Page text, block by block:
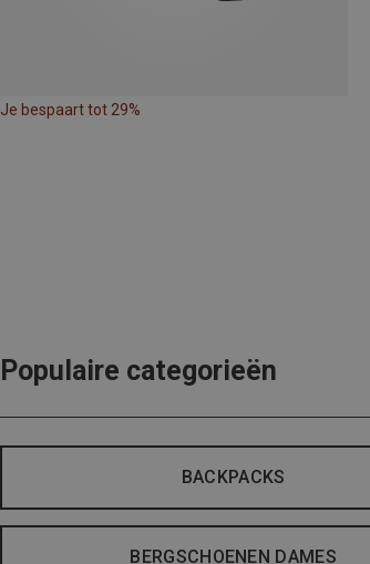
Je bespaart tot 29%
Populaire categorieën
BACKPACKS
BERGSCHOENEN DAMES